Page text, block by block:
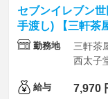
セブンイレブン
手渡し) 【三軒茶
勤務地
三軒茶
西太子
給与 7,970